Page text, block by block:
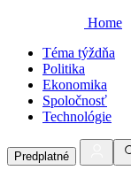
Home
Téma týždňa
Politika
Ekonomika
Spoločnosť
Technológie
Predplatné